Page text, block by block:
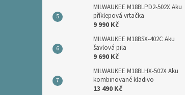
MILWAUKEE M18BLPD2-502X Aku
příklepová vrtačka
9 990 Kč
MILWAUKEE M18BSX-402C Aku
šavlová pila
9 690 Kč
MILWAUKEE M18BLHX-502X Aku
kombinované kladivo
13 490 Kč